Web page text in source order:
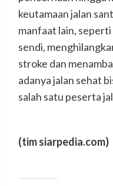
keutamaan jalan
manfaat lain,
sendi,
stroke dan
adanya jalan sehat
salah satu peserta
(tim siarpedia.com)